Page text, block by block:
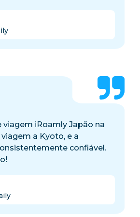
viagem iRoamly Japão na
a Kyoto, e a
confiável.